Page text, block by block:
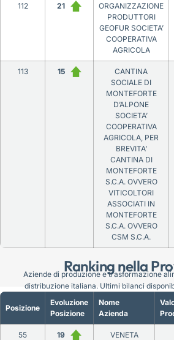
Ranking nella
112 21
ORGANIZZAZIONE
PRODUTTORI
GEOFUR SOCIETA’
COOPERATIVA
AGRICOLA
113 15
CANTINA
SOCIALE DI
MONTEFORTE
D’ALPONE
SOCIETA’
COOPERATIVA
AGRICOLA, PER
BREVITA’
CANTINA DI
MONTEFORTE
S.C.A. OVVERO
VITICOLTORI
ASSOCIATI IN
MONTEFORTE
S.C.A. OVVERO
CSM S.C.A.
Posizione
Evoluzione
Posizione
Nome
Azienda
55 19
VENETA
Aziende di produzione e trasformazione
distribuzione italiana. Ultimi bilanci